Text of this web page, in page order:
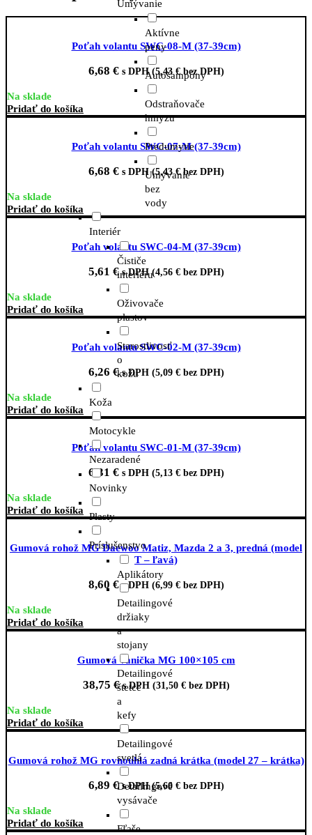
Umývanie
Aktívne
peny
Autošampóny
Odstraňovače
hmyzu
Predumytie
Umývanie
bez
vody
Interiér
Čističe
interiéru
Oživovače
plastov
Starostlivosť
o
kožu
Koža
Motocykle
Nezaradené
Novinky
Plasty
Príslušenstvo
Aplikátory
Detailingové
držiaky
a
stojany
Detailingové
štetce
a
kefy
Detailingové
svetlá
Detailingové
vysávače
Fľaše
Poťah volantu SWC-08-M (37-39cm)
6,68 € s DPH (5,43€bez DPH)
Na sklade
Pridať do košíka
Poťah volantu SWC-07-M (37-39cm)
6,68 € s DPH (5,43€bez DPH)
Na sklade
Pridať do košíka
Poťah volantu SWC-04-M (37-39cm)
5,61 € s DPH (4,56 €bez DPH)
Na sklade
Pridať do košíka
Poťah volantu SWC-02-M (37-39cm)
6,26 € s DPH (5,09 €bez DPH)
Na sklade
Pridať do košíka
Poťah volantu SWC-01-M (37-39cm)
6,31 € s DPH (5,13 €bez DPH)
Na sklade
Pridať do košíka
Gumová rohož MG Daewoo Matiz, Mazda 2 a 3, predná (model
T – ľavá)
8,60 € s DPH (6,99 €bez DPH)
Na sklade
Pridať do košíka
Gumová vanička MG 100×105 cm
38,75 € s DPH (31,50 €bez DPH)
Na sklade
Pridať do košíka
Gumová rohož MG rovnouhlá zadná krátka (model 27 – krátka)
6,89 € s DPH (5,60 €bez DPH)
Na sklade
Pridať do košíka